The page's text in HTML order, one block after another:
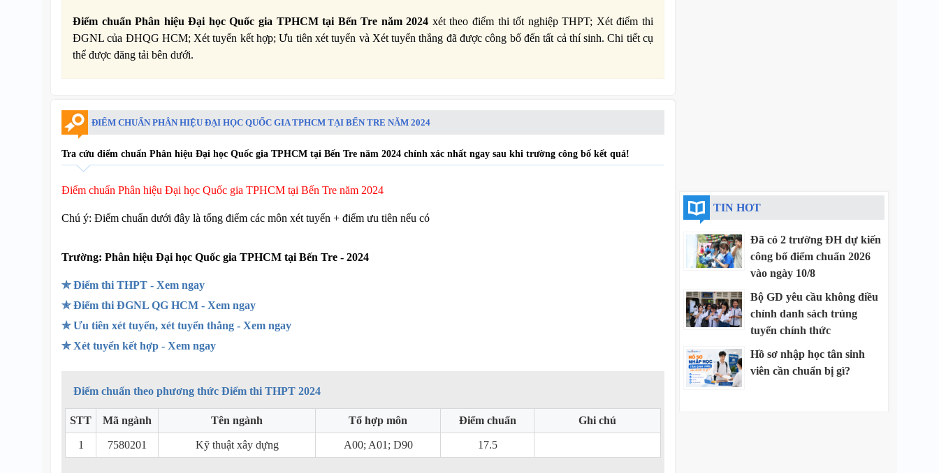
Điểm chuẩn Phân hiệu Đại học Quốc gia TPHCM tại Bến Tre năm 2024 xét theo điểm thi tốt nghiệp THPT; Xét điểm thi
ĐGNL của ĐHQG HCM; Xét tuyển kết hợp; Ưu tiên xét tuyển và Xét tuyển thẳng đã được công bố đến tất cả thí sinh. Chi tiết cụ
thể được đăng tải bên dưới.
ĐIỂM CHUẨN PHÂN HIỆU ĐẠI HỌC QUỐC GIA TPHCM TẠI BẾN TRE NĂM 2024
Tra cứu điểm chuẩn Phân hiệu Đại học Quốc gia TPHCM tại Bến Tre năm 2024 chính xác nhất ngay sau khi trường công bố kết quả!
Điểm chuẩn Phân hiệu Đại học Quốc gia TPHCM tại Bến Tre năm 2024
Chú ý: Điểm chuẩn dưới đây là tổng điểm các môn xét tuyển + điểm ưu tiên nếu có
Trường: Phân hiệu Đại học Quốc gia TPHCM tại Bến Tre - 2024
✯ Điểm thi THPT - Xem ngay
✯ Điểm thi ĐGNL QG HCM - Xem ngay
✯ Ưu tiên xét tuyển, xét tuyển thẳng - Xem ngay
✯ Xét tuyển kết hợp - Xem ngay
Điểm chuẩn theo phương thức Điểm thi THPT 2024
STT Mã ngành Tên ngành Tổ hợp môn Điểm chuẩn Ghi chú
1 7580201 Kỹ thuật xây dựng A00; A01; D90 17.5
TIN HOT
Đã có 2 trường ĐH dự kiến
công bố điểm chuẩn 2026
vào ngày 10/8
Bộ GD yêu cầu không điều
chỉnh danh sách trúng
tuyển chính thức
Hồ sơ nhập học tân sinh
viên cần chuẩn bị gì?